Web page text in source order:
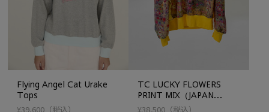
Flying Angel Cat Urake
Tops
¥39,600 （税込）
TC LUCKY FLOWERS
PRINT MIX（JAPAN
LIMITED）
¥38,500（税込）